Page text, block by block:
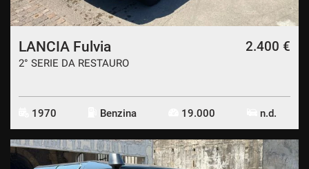
LANCIA Fulvia
2° SERIE DA RESTAURO
2.400 €
1970 Benzina 19.000 n.d.